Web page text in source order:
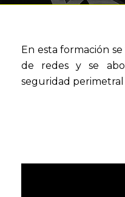
En esta formación
de redes y se
seguridad